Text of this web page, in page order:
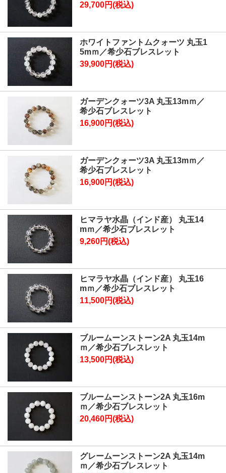
29,700円(税込)
ホワイトファントムクォーツ 丸玉1
5mｍ／希少石ブレスレット
39,900円(税込)
ガーデンクォーツ3A 丸玉13mｍ／
希少石ブレスレット
16,900円(税込)
ガーデンクォーツ3A 丸玉13mｍ／
希少石ブレスレット
16,900円(税込)
ヒマラヤ水晶（インド産） 丸玉14
mｍ／希少石ブレスレット
9,260円(税込)
ヒマラヤ水晶（インド産） 丸玉16
mｍ／希少石ブレスレット
11,500円(税込)
ブルームーンストーン2A 丸玉14m
ｍ／希少石ブレスレット
13,500円(税込)
ブルームーンストーン2A 丸玉16m
ｍ／希少石ブレスレット
20,460円(税込)
グレームーンストーン2A 丸玉14m
ｍ／希少石ブレスレット